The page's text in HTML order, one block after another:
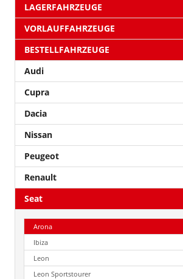
LAGERFAHRZEUGE
VORLAUFFAHRZEUGE
BESTELLFAHRZEUGE
Audi
Cupra
Dacia
Nissan
Peugeot
Renault
Seat
Arona
Ibiza
Leon
Leon Sportstourer